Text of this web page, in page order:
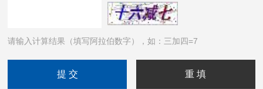
请输入计算结果（填写阿拉伯数字），如：三加四=7